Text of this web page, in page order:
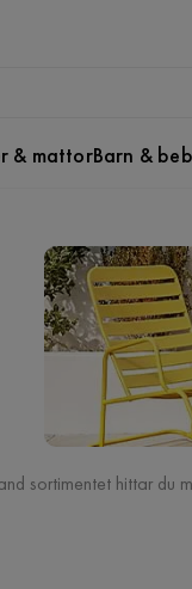
& mattorBarn &
sortimentet hittar du